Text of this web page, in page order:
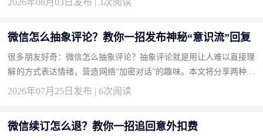
2026年08月03日发布 | 3次阅读
微信怎么抽象评论？教你一招发布神秘“意识流”回复
很多朋友好奇：微信怎么抽象评论？抽象评论就是用让人难以直接理
解的方式表达情绪，营造网络“加密对话”的趣味。本文将分享两种方
法，帮你成为评论区的气氛组大神。 方法一：使用火星文和倒装
2026年07月25日发布 | 6次阅读
微信续订怎么退？教你一招追回意外扣费